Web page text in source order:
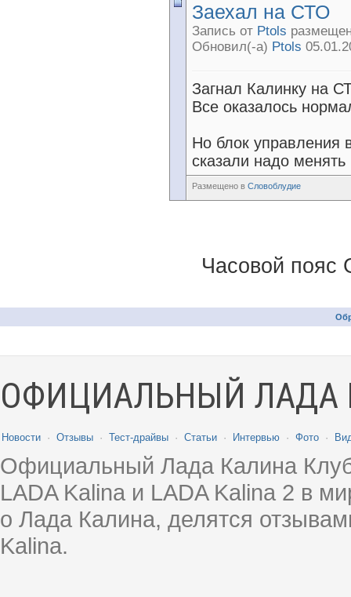
Заехал на СТО
Запись от Ptols
Обновил(-а) Ptols
Загнал Калинку на
Все оказалось
Но блок управления
сказали надо
Размещено в Словоблудие
Часовой пояс
ОФИЦИАЛЬНЫЙ ЛАДА
Новости · Отзывы · Тест-драйвы · Статьи · Интервью · Фото ·
Официальный Лада Калина
LADA Kalina и LADA Kalina 2 в
о Лада Калина, делятся
Kalina.